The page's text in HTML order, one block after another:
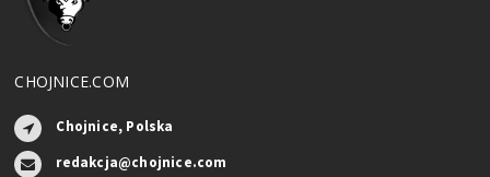
CHOJNICE.COM
Chojnice, Polska
redakcja@chojnice.com